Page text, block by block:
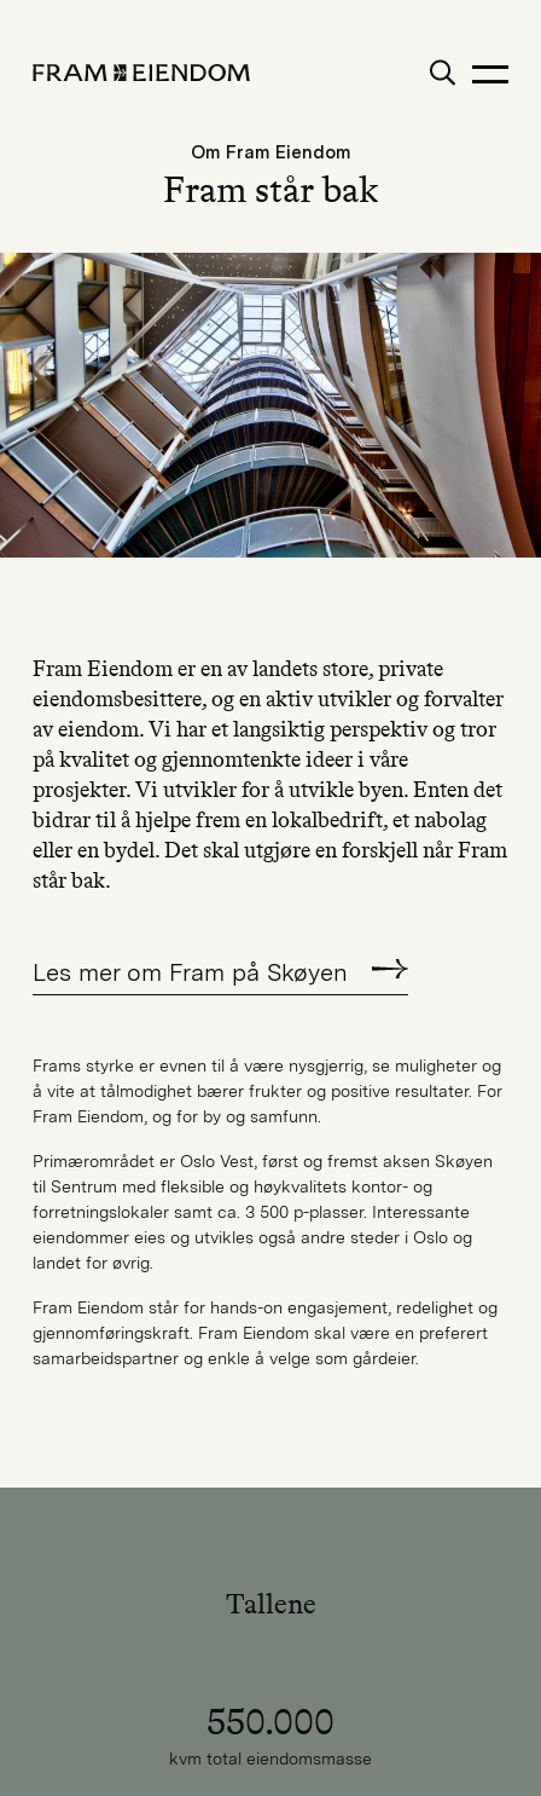
innhold
FRAM
Meny
Om Fram Eiendom
Fram står bak
Fram Eiendom er en av landets store, private
eiendomsbesittere, og en aktiv utvikler og forvalter
av eiendom. Vi har et langsiktig perspektiv og tror
på kvalitet og gjennomtenkte ideer i våre
prosjekter. Vi utvikler for å utvikle byen. Enten det
bidrar til å hjelpe frem en lokalbedrift, et nabolag
eller en bydel. Det skal utgjøre en forskjell når Fram
står bak.
Les mer om Fram på Skøyen
Frams styrke er evnen til å være nysgjerrig, se muligheter og
å vite at tålmodighet bærer frukter og positive resultater. For
Fram Eiendom, og for by og samfunn.
Primærområdet er Oslo Vest, først og fremst aksen Skøyen
til Sentrum med fleksible og høykvalitets kontor- og
forretningslokaler samt ca. 3 500 p-plasser. Interessante
eiendommer eies og utvikles også andre steder i Oslo og
landet for øvrig.
Fram Eiendom står for hands-on engasjement, redelighet og
gjennomføringskraft. Fram Eiendom skal være en preferert
samarbeidspartner og enkle å velge som gårdeier.
Tallene
550.000
kvm total eiendomsmasse